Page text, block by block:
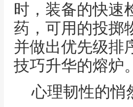
时，装备的快速
药，可用的投掷
并做出优先级排
技巧升华的熔炉。
心理韧性的悄